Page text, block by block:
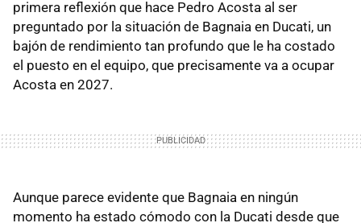
primera reflexión que hace Pedro Acosta al ser
preguntado por la situación de Bagnaia en Ducati, un
bajón de rendimiento tan profundo que le ha costado
el puesto en el equipo, que precisamente va a ocupar
Acosta en 2027.
Aunque parece evidente que Bagnaia en ningún
momento ha estado cómodo con la Ducati desde que